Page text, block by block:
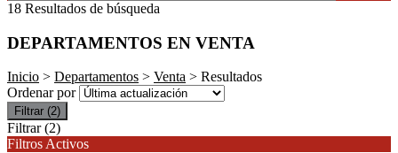
18 Resultados de búsqueda
DEPARTAMENTOS EN VENTA
Inicio > Departamentos > Venta > Resultados
Ordenar por
Filtrar (2)
Filtrar (2)
Filtros Activos